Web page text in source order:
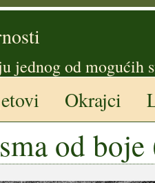
jednog od mogućih
Okrajci
od